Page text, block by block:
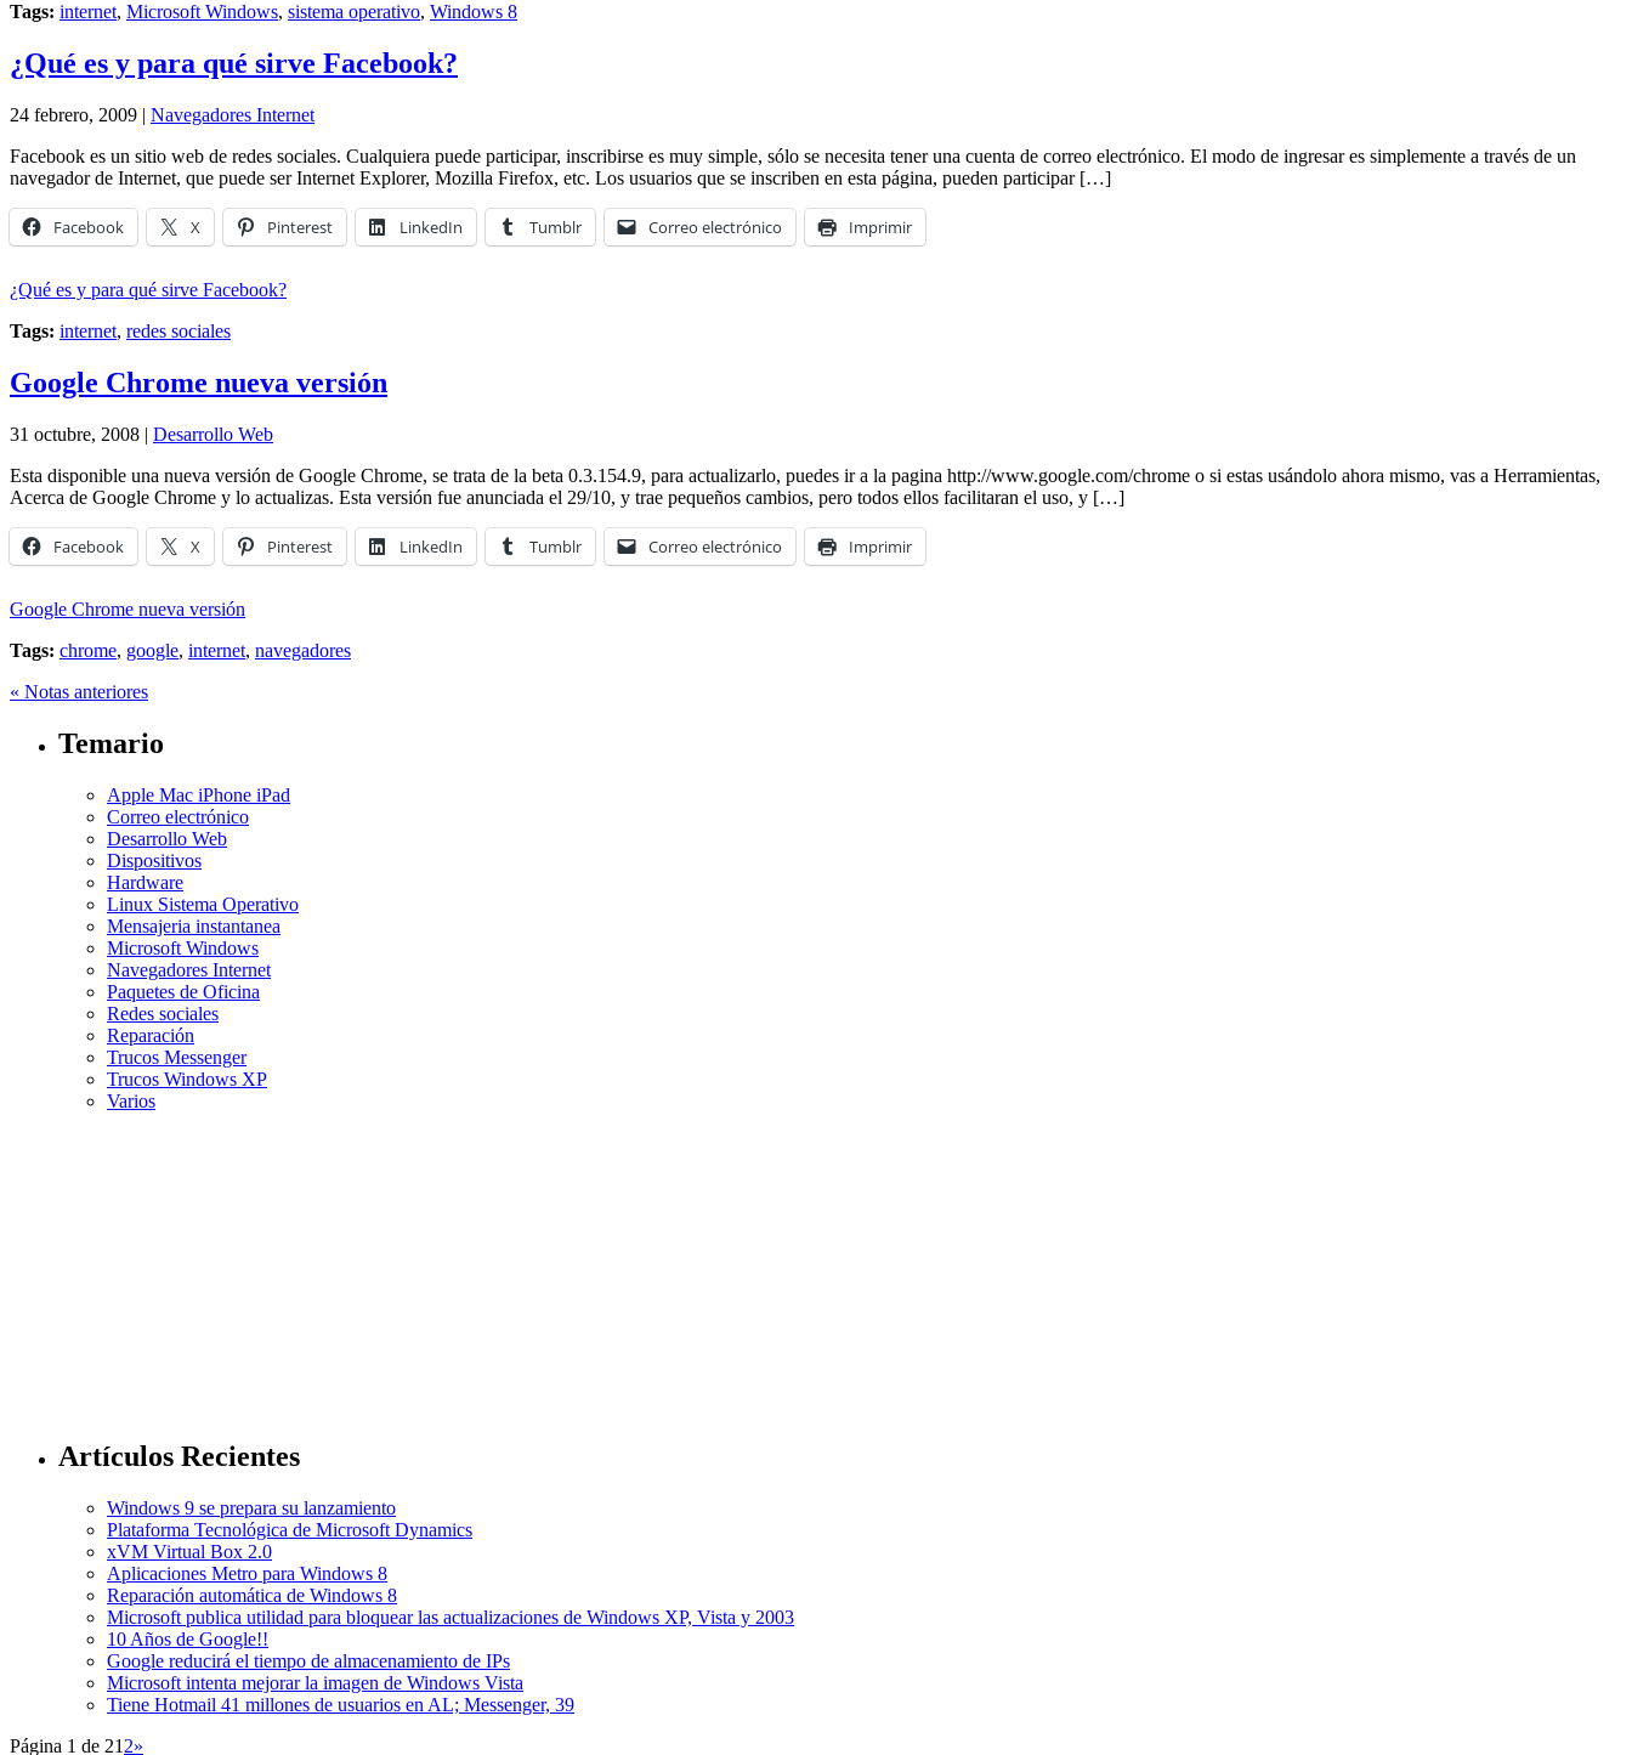
Tags: internet, Microsoft Windows, sistema operativo, Windows 8
¿Qué es y para qué sirve Facebook?
24 febrero, 2009 | Navegadores Internet
Facebook es un sitio web de redes sociales. Cualquiera puede participar, inscribirse es muy simple, sólo se necesita tener una cuenta de correo electrónico. El modo de ingresar es simplemente a través de un
navegador de Internet, que puede ser Internet Explorer, Mozilla Firefox, etc. Los usuarios que se inscriben en esta página, pueden participar […]
Facebook X Pinterest LinkedIn Tumblr Correo electrónico Imprimir
¿Qué es y para qué sirve Facebook?
Tags: internet, redes sociales
Google Chrome nueva versión
31 octubre, 2008 | Desarrollo Web
Esta disponible una nueva versión de Google Chrome, se trata de la beta 0.3.154.9, para actualizarlo, puedes ir a la pagina http://www.google.com/chrome o si estas usándolo ahora mismo, vas a Herramientas,
Acerca de Google Chrome y lo actualizas. Esta versión fue anunciada el 29/10, y trae pequeños cambios, pero todos ellos facilitaran el uso, y […]
Facebook X Pinterest LinkedIn Tumblr Correo electrónico Imprimir
Google Chrome nueva versión
Tags: chrome, google, internet, navegadores
« Notas anteriores
Temario
Apple Mac iPhone iPad
Correo electrónico
Desarrollo Web
Dispositivos
Hardware
Linux Sistema Operativo
Mensajeria instantanea
Microsoft Windows
Navegadores Internet
Paquetes de Oficina
Redes sociales
Reparación
Trucos Messenger
Trucos Windows XP
Varios
Artículos Recientes
Windows 9 se prepara su lanzamiento
Plataforma Tecnológica de Microsoft Dynamics
xVM Virtual Box 2.0
Aplicaciones Metro para Windows 8
Reparación automática de Windows 8
Microsoft publica utilidad para bloquear las actualizaciones de Windows XP, Vista y 2003
10 Años de Google!!
Google reducirá el tiempo de almacenamiento de IPs
Microsoft intenta mejorar la imagen de Windows Vista
Tiene Hotmail 41 millones de usuarios en AL; Messenger, 39
Página 1 de 21 2»